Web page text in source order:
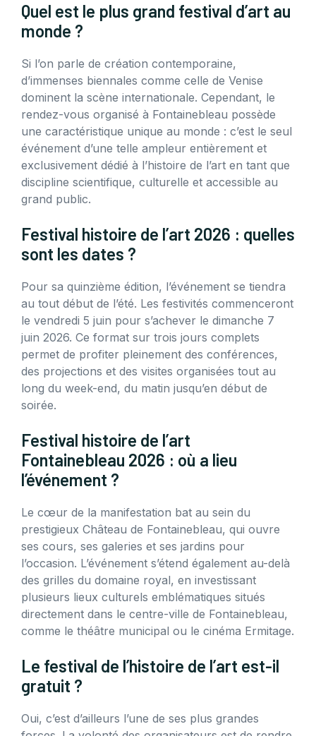
Quel est le plus grand festival d’art au
monde ?
Si l’on parle de création contemporaine,
d’immenses biennales comme celle de Venise
dominent la scène internationale. Cependant, le
rendez-vous organisé à Fontainebleau possède
une caractéristique unique au monde : c’est le seul
événement d’une telle ampleur entièrement et
exclusivement dédié à l’histoire de l’art en tant que
discipline scientifique, culturelle et accessible au
grand public.
Festival histoire de l’art 2026 : quelles
sont les dates ?
Pour sa quinzième édition, l’événement se tiendra
au tout début de l’été. Les festivités commenceront
le vendredi 5 juin pour s’achever le dimanche 7
juin 2026. Ce format sur trois jours complets
permet de profiter pleinement des conférences,
des projections et des visites organisées tout au
long du week-end, du matin jusqu’en début de
soirée.
Festival histoire de l’art
Fontainebleau 2026 : où a lieu
l’événement ?
Le cœur de la manifestation bat au sein du
prestigieux Château de Fontainebleau, qui ouvre
ses cours, ses galeries et ses jardins pour
l’occasion. L’événement s’étend également au-delà
des grilles du domaine royal, en investissant
plusieurs lieux culturels emblématiques situés
directement dans le centre-ville de Fontainebleau,
comme le théâtre municipal ou le cinéma Ermitage.
Le festival de l’histoire de l’art est-il
gratuit ?
Oui, c’est d’ailleurs l’une de ses plus grandes